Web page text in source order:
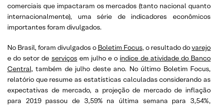
comerciais que impactaram os mercados (tanto nacional quanto
internacionalmente), uma série de indicadores econômicos
importantes foram divulgados.
No Brasil, foram divulgados o Boletim Focus, o resultado dovarejo
e do setor de serviços em julho e o índice de atividade do Banco
Central, também de julho deste ano. No último Boletim Focus,
relatório que resume as estatísticas calculadas considerando as
expectativas de mercado, a projeção de mercado de inflação
para 2019 passou de 3,59% na última semana para 3,54%,